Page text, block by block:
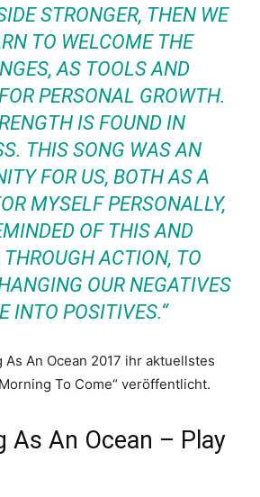
STRONGER, THEN WE
TO WELCOME THE
AS TOOLS AND
PERSONAL GROWTH.
IS FOUND IN
THIS SONG WAS AN
FOR US, BOTH AS A
MYSELF PERSONALLY,
OF THIS AND
THROUGH ACTION, TO
OUR NEGATIVES
INTO POSITIVES.“
An Ocean 2017 ihr aktuellstes
To Come“ veröffentlicht.
As An Ocean – Play